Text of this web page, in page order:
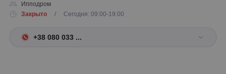
Ипподром
Закрыто
/ Сегодня: 09:00-19:00
+38 080 033 ...